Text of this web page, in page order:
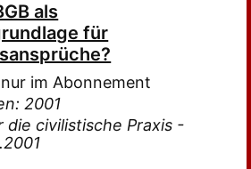
als
für
im Abonnement
2001
die civilistische Praxis -